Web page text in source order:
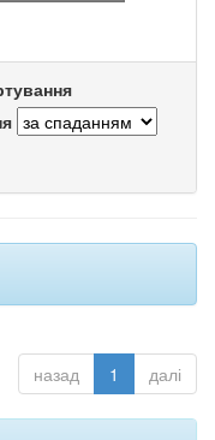
назад 1 далі